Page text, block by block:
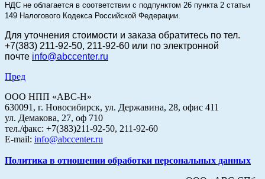
НДС не облагается в соответствии с подпунктом 26 пункта 2 статьи
149 Налогового Кодекса Российской Федерации.
Для уточнения стоимости и заказа обратитесь по тел.
+7(383) 211-92-50, 211-92-60 или по электронной
почте info@abccenter.ru
Пред
ООО НПП «АВС-Н»
630091, г. Новосибирск, ул. Державина, 28, офис 411
ул. Демакова, 27, оф 710
тел./факс: +7(383)211-92-50, 211-92-60
E-mail: info@abccenter.ru
Политика в отношении обработки персональных данных